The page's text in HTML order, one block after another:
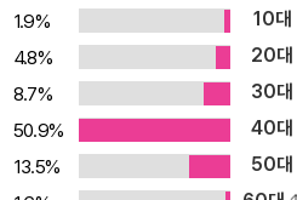
1.9% 10대
4.8%
20대
8.7%
30대
50.9%
40대
13.5%
50대